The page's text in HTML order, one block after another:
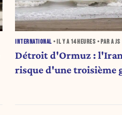
INTERNATIONAL • IL Y A 14 HEURES • PAR A JS
Détroit d'Ormuz : l'Iran
risque d'une troisième